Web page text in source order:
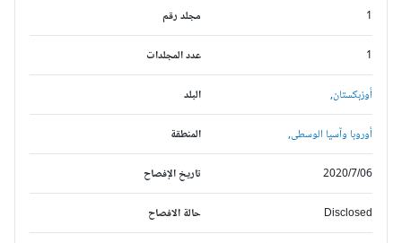
مجلد رقم
عدد المجلدات
البلد أوزبكستان,
المنطقة أوروبا وآسيا الوسطى,
تاريخ الإفصاح 2020/7/06
حالة الافصاح Disclosed